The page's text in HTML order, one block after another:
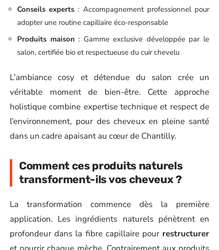
Conseils experts : Accompagnement professionnel pour
adopter une routine capillaire éco-responsable
Produits maison : Gamme exclusive développée par le
salon, certifiée bio et respectueuse du cuir chevelu
L’ambiance cosy et détendue du salon crée un
véritable moment de bien-être. Cette approche
holistique combine expertise technique et respect de
l’environnement, pour des cheveux en pleine santé
dans un cadre apaisant au cœur de Chantilly.
Comment ces produits naturels
transforment-ils vos cheveux ?
La transformation commence dès la première
application. Les ingrédients naturels pénètrent en
profondeur dans la fibre capillaire pour restructurer